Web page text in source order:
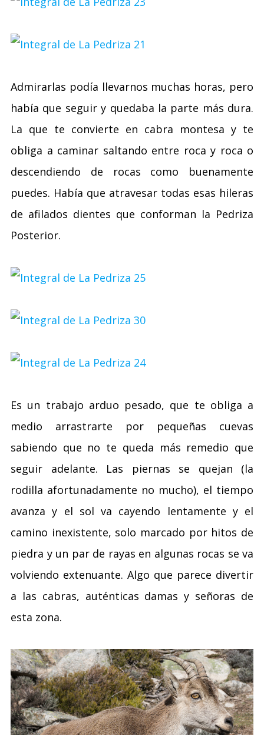
Admirarlas podía llevarnos muchas horas, pero
había que seguir y quedaba la parte más dura.
La que te convierte en cabra montesa y te
obliga a caminar saltando entre roca y roca o
descendiendo de rocas como buenamente
puedes. Había que atravesar todas esas hileras
de afilados dientes que conforman la Pedriza
Posterior.
Es un trabajo arduo pesado, que te obliga a
medio arrastrarte por pequeñas cuevas
sabiendo que no te queda más remedio que
seguir adelante. Las piernas se quejan (la
rodilla afortunadamente no mucho), el tiempo
avanza y el sol va cayendo lentamente y el
camino inexistente, solo marcado por hitos de
piedra y un par de rayas en algunas rocas se va
volviendo extenuante. Algo que parece divertir
a las cabras, auténticas damas y señoras de
esta zona.